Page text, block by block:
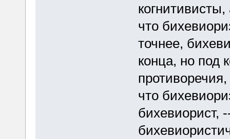
что
точнее,
конца, но под
что
бихевиорист,